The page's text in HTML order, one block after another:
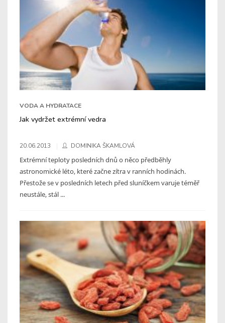
VODA A HYDRATACE
Jak vydržet extrémní vedra
20.06.2013 DOMINIKA ŠKAMLOVÁ
Extrémní teploty posledních dnů o něco předběhly
astronomické léto, které začne zítra v ranních hodinách.
Přestože se v posledních letech před sluníčkem varuje téměř
neustále, stál ...